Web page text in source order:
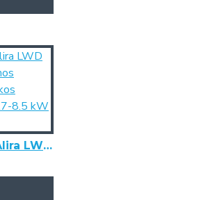
Alpha innotec Alira LWD monoblokinis šilumos siurblys su hidraulikos moduliu HMD 1, 7.7-8.5 kW (trifazis)